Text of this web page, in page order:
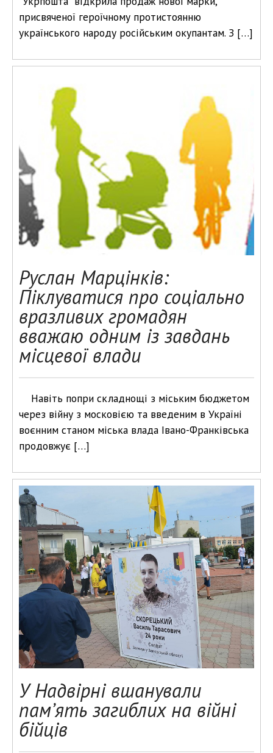
присвяченої героїчному протистоянню
українського народу російським окупантам. З […]
Руслан Марцінків:
Піклуватися про соціально
вразливих громадян
вважаю одним із завдань
місцевої влади
Навіть попри складнощі з міським бюджетом
через війну з московією та введеним в Україні
воєнним станом міська влада Івано-Франківська
продовжує […]
У Надвірні вшанували
пам’ять загиблих на війні
бійців